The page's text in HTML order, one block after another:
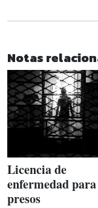
Notas
Licencia de
enfermedad para
presos